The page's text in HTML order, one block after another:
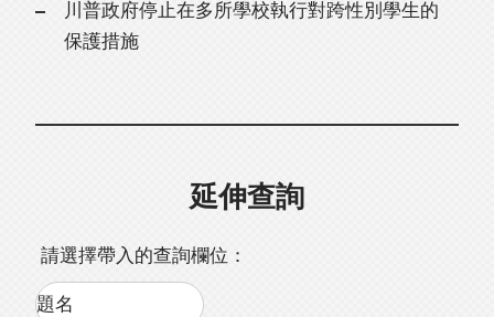
川普政府停止在多所學校執行對跨性別學生的
保護措施
延伸查詢
請選擇帶入的查詢欄位：